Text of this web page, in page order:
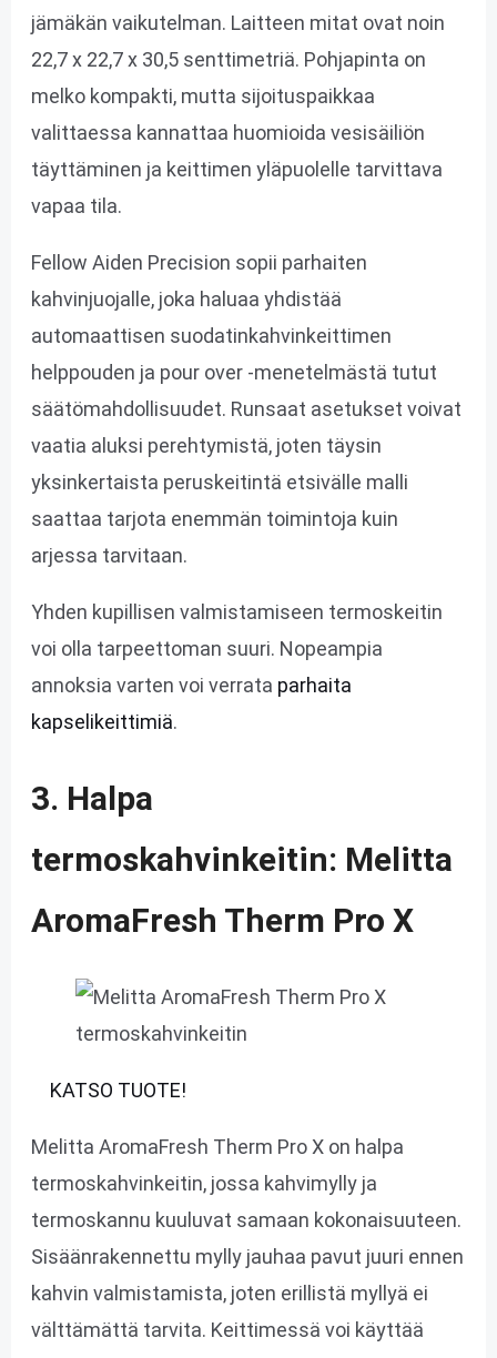
jämäkän vaikutelman. Laitteen mitat ovat noin
22,7 x 22,7 x 30,5 senttimetriä. Pohjapinta on
melko kompakti, mutta sijoituspaikkaa
valittaessa kannattaa huomioida vesisäiliön
täyttäminen ja keittimen yläpuolelle tarvittava
vapaa tila.
Fellow Aiden Precision sopii parhaiten
kahvinjuojalle, joka haluaa yhdistää
automaattisen suodatinkahvinkeittimen
helppouden ja pour over -menetelmästä tutut
säätömahdollisuudet. Runsaat asetukset voivat
vaatia aluksi perehtymistä, joten täysin
yksinkertaista peruskeitintä etsivälle malli
saattaa tarjota enemmän toimintoja kuin
arjessa tarvitaan.
Yhden kupillisen valmistamiseen termoskeitin
voi olla tarpeettoman suuri. Nopeampia
annoksia varten voi verrata parhaita
kapselikeittimiä.
3. Halpa
termoskahvinkeitin: Melitta
AromaFresh Therm Pro X
KATSO TUOTE!
Melitta AromaFresh Therm Pro X on halpa
termoskahvinkeitin, jossa kahvimylly ja
termoskannu kuuluvat samaan kokonaisuuteen.
Sisäänrakennettu mylly jauhaa pavut juuri ennen
kahvin valmistamista, joten erillistä myllyä ei
välttämättä tarvita. Keittimessä voi käyttää